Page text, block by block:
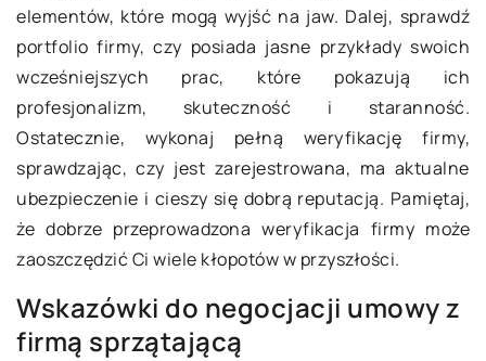
elementów, które mogą wyjść na jaw. Dalej, sprawdź
portfolio firmy, czy posiada jasne przykłady swoich
wcześniejszych prac, które pokazują ich
profesjonalizm, skuteczność i staranność.
Ostatecznie, wykonaj pełną weryfikację firmy,
sprawdzając, czy jest zarejestrowana, ma aktualne
ubezpieczenie i cieszy się dobrą reputacją. Pamiętaj,
że dobrze przeprowadzona weryfikacja firmy może
zaoszczędzić Ci wiele kłopotów w przyszłości.
Wskazówki do negocjacji umowy z
firmą sprzątającą